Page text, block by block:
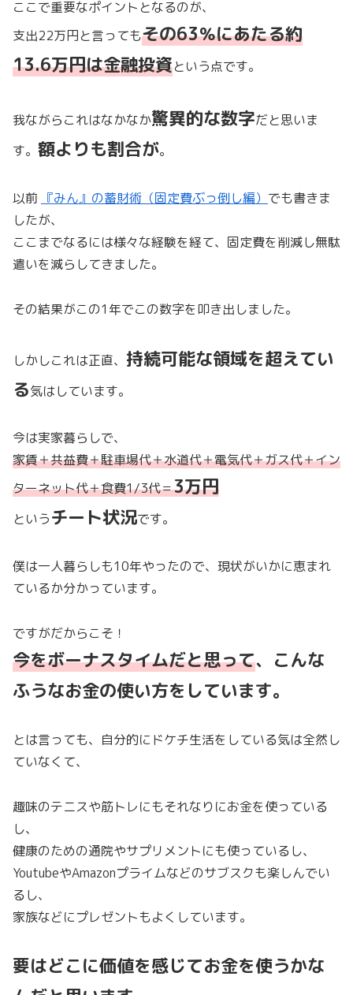
ここで重要なポイントとなるのが、
支出22万円と言ってもその63％にあたる約
13.6万円は金融投資という点です。
我ながらこれはなかなか驚異的な数字だと思いま
す。 額よりも割合が。
以前 『みん』の蓄財術（固定費ぶっ倒し編） でも書きま
したが、
ここまでなるには様々な経験を経て、固定費を削減し無駄
遣いを減らしてきました。
その結果がこの1年でこの数字を叩き出しました。
しかしこれは正直、 持続可能な領域を超えてい
る気はしています。
今は実家暮らしで、
家賃＋共益費＋駐車場代＋水道代＋電気代＋ガス代＋イン
ターネット代＋食費1/3代＝3万円
というチート状況です。
僕は一人暮らしも10年やったので、現状がいかに恵まれ
ているか分かっています。
ですがだからこそ！
今をボーナスタイムだと思って、こんな
ふうなお金の使い方をしています。
とは言っても、自分的にドケチ生活をしている気は全然し
ていなくて、
趣味のテニスや筋トレにもそれなりにお金を使っている
し、
健康のための通院やサプリメントにも使っているし、
YoutubeやAmazonプライムなどのサブスクも楽しんでい
るし、
家族などにプレゼントもよくしています。
要はどこに価値を感じてお金を使うかな